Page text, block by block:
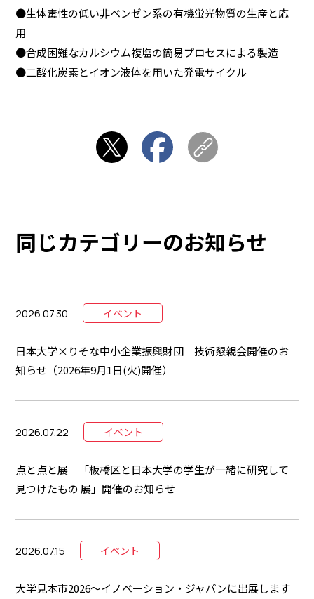
●生体毒性の低い非ベンゼン系の有機蛍光物質の生産と応
用
●合成困難なカルシウム複塩の簡易プロセスによる製造
●二酸化炭素とイオン液体を用いた発電サイクル
同じカテゴリーのお知らせ
2026.07.30 イベント
日本大学×りそな中小企業振興財団 技術懇親会開催のお
知らせ（2026年9月1日(火)開催）
2026.07.22 イベント
点と点と展 「板橋区と日本大学の学生が一緒に研究して
見つけたもの 展」開催のお知らせ
2026.07.15 イベント
大学見本市2026～イノベーション・ジャパンに出展します